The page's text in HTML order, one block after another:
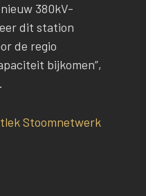
380kV-
dit station
de regio
bijkomen”,
Stoomnetwerk